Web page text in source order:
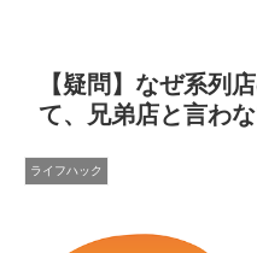
【疑問】なぜ系列
て、兄弟店と言わ
ライフハック